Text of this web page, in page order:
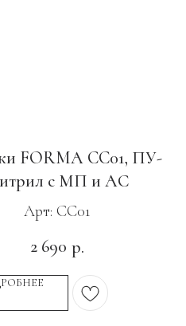
FORMA CC01, ПУ-
c МП и АС
Арт: CC01
2 690 р.